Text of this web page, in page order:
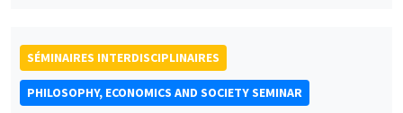
SÉMINAIRES INTERDISCIPLINAIRES
PHILOSOPHY, ECONOMICS AND SOCIETY SEMINAR